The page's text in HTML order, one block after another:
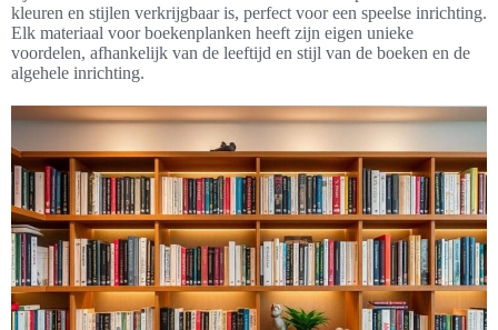
kleuren en stijlen verkrijgbaar is, perfect voor een speelse inrichting.
Elk materiaal voor boekenplanken heeft zijn eigen unieke
voordelen, afhankelijk van de leeftijd en stijl van de boeken en de
algehele inrichting.